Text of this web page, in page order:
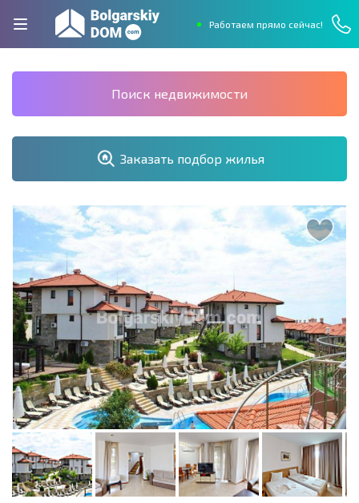
Работаем прямо сейчас!
Поиск недвижимости
Заказать подбор жилья